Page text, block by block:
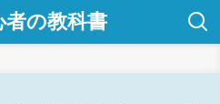
者の教科書